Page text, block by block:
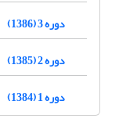
دوره 3 (1386)
دوره 2 (1385)
دوره 1 (1384)